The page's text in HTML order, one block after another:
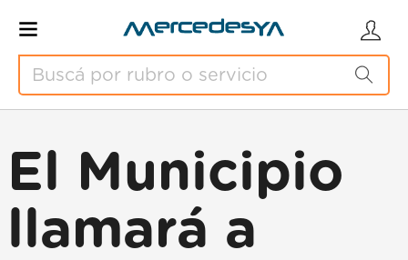
El Municipio
llamará a